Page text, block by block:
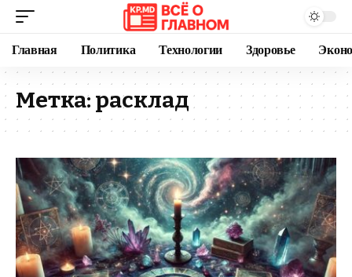
Главная Политика Технологии Здоровье
Метка: расклад